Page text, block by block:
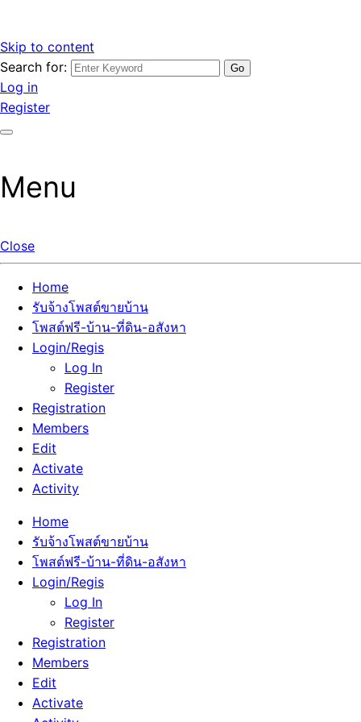
Skip to content
รับจ้างโพสต์ขายบ้านราคาถูก รับโพสต์ลงเว็บขายบ้าน ที่ดิน อสัง
หา โพสต์คุณภาพ ราคาคุ้มค่า แตกต่างกว่า
เว็บไซต์ รับจ้างโพสต์ขายบ้านราคาถูก อสังหา ทีดิน โพสต์ลงเว็บ
ขายบ้าน รับโพสต์ที่ดิน อสังหา เน้นผลงาน รับรองคุณภาพ ติดกู
เกิ้ลหน้าแรกทุกโพสต์ได้จริง ที่เดียวในไทย
Search for:
Log in
Register
Menu
Close
Home
รับจ้างโพสต์ขายบ้าน
โพสต์ฟรี-บ้าน-ที่ดิน-อสังหา
Login/Regis
Log In
Register
Registration
Members
Edit
Activate
Activity
Home
รับจ้างโพสต์ขายบ้าน
โพสต์ฟรี-บ้าน-ที่ดิน-อสังหา
Login/Regis
Log In
Register
Registration
Members
Edit
Activate